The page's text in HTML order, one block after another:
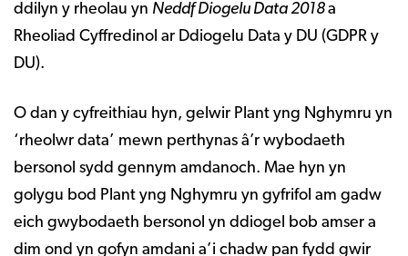
ddilyn y rheolau yn Neddf Diogelu Data 2018a
Rheoliad Cyffredinol ar Ddiogelu Data y DU (GDPR y
DU).
O dan y cyfreithiau hyn, gelwir Plant yng Nghymru yn
‘rheolwr data’ mewn perthynas â’r wybodaeth
bersonol sydd gennym amdanoch. Mae hyn yn
golygu bod Plant yng Nghymru yn gyfrifol am gadw
eich gwybodaeth bersonol yn ddiogel bob amser a
dim ond yn gofyn amdani a’i chadw pan fydd gwir